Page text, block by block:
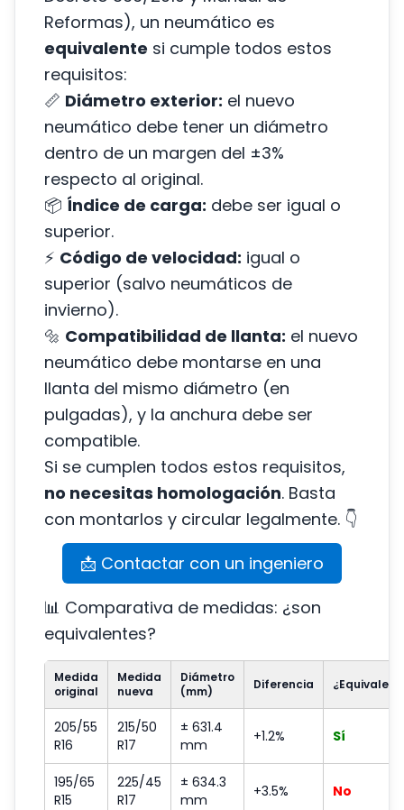
Reformas), un neumático es
equivalente si cumple todos estos
requisitos:
📏 Diámetro exterior: el nuevo
neumático debe tener un diámetro
dentro de un margen del ±3%
respecto al original.
📦 Índice de carga: debe ser igual o
superior.
⚡ Código de velocidad: igual o
superior (salvo neumáticos de
invierno).
🔩 Compatibilidad de llanta: el nuevo
neumático debe montarse en una
llanta del mismo diámetro (en
pulgadas), y la anchura debe ser
compatible.
Si se cumplen todos estos requisitos,
no necesitas homologación. Basta
con montarlos y circular legalmente. 👇
📩 Contactar con un ingeniero
📊 Comparativa de medidas: ¿son
equivalentes?
Medida
original
Medida
nueva
Diámetro
(mm)
Diferencia
205/55
R16
215/50
R17
± 631.4
mm
+1.2% Sí
195/65
R15
225/45
R17
± 634.3
mm
+3.5% No